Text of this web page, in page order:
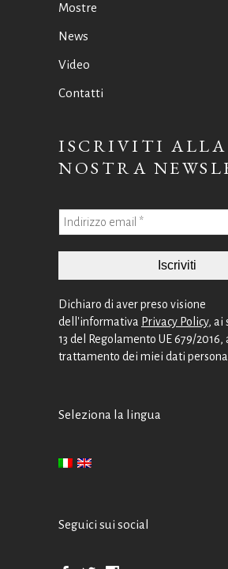
Mostre
News
Video
Contatti
ISCRIVITI ALLA
NOSTRA
Dichiaro di aver preso visione
dell'informativa Privacy Policy, ai
13 del Regolamento UE 679/2016,
trattamento dei miei dati
Seleziona la lingua
Seguici sui social